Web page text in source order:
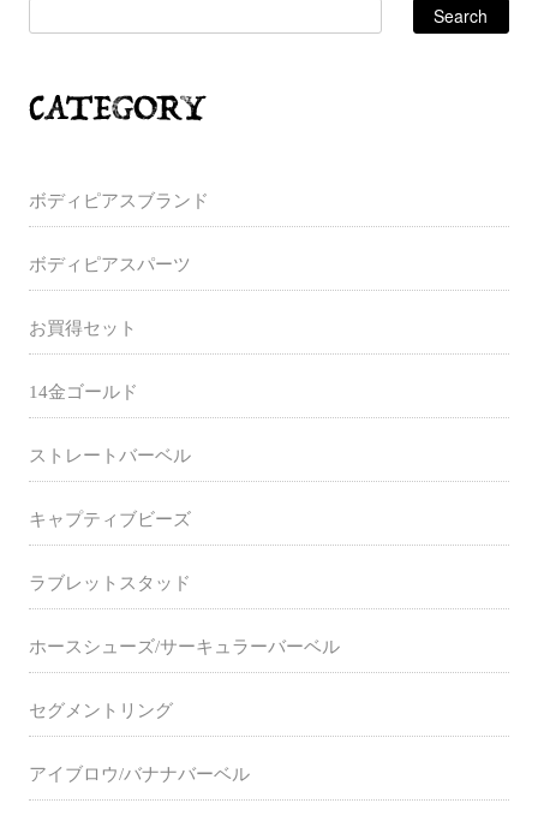
ボディピアスブランド
ボディピアスパーツ
お買得セット
14金ゴールド
ストレートバーベル
キャプティブビーズ
ラブレットスタッド
ホースシューズ/サーキュラーバーベル
セグメントリング
アイブロウ/バナナバーベル